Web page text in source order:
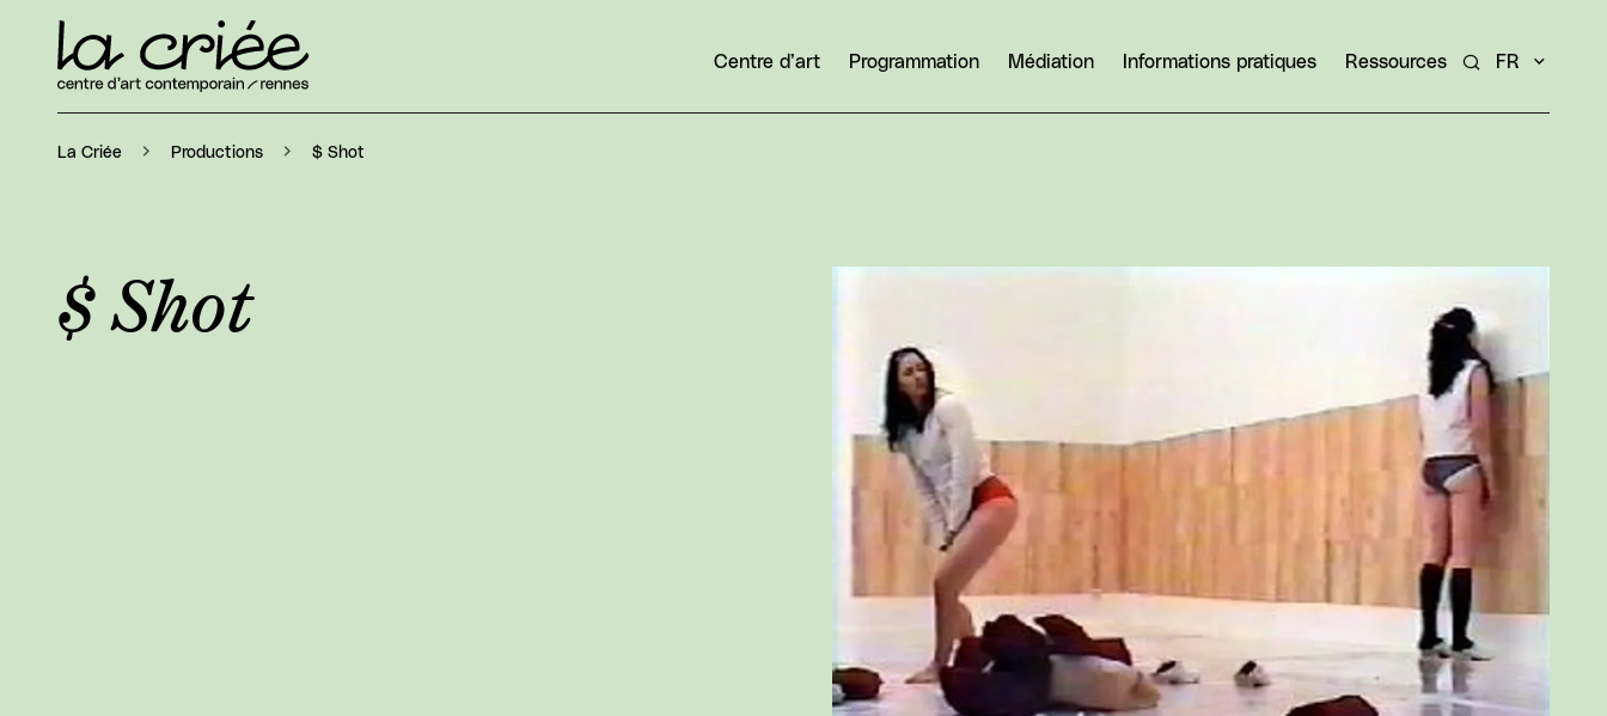
Centre d’art Programmation Médiation Informations pratiques Ressources Rechercher un
FR
La Criée Productions $ Shot
$ Shot